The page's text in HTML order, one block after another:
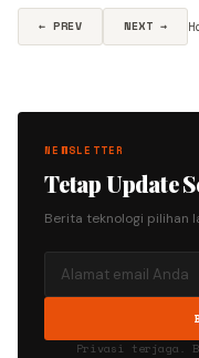
← PREV NEXT →
NEWSLETTER
Tetap Update
Berita teknologi pilihan
Privasi terjaga.